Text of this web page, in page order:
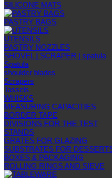
SILICONE MATS
PASTRY BAGS
UTENSILS
PASTRY NOZZLES
SHOVEL | SCRAPER | spatula
Spatula
shoulder blades
Scrapers
Tassels
WHISKS
MEASURING CAPACITIES
BORDER TAPE
DIVISIONS FOR THE TEST
STANDS
GRATES FOR GLAZING
SUBSTRATES FOR
BOXES & PACKAGING
ROLLING RINGS AND SIEVE